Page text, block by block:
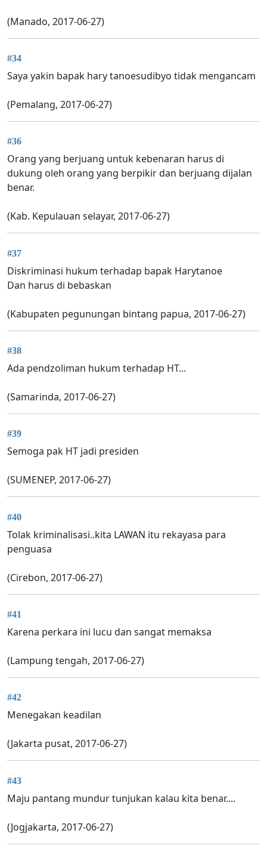
(Manado, 2017-06-27)
#34
Saya yakin bapak hary tanoesudibyo tidak mengancam
(Pemalang, 2017-06-27)
#36
Orang yang berjuang untuk kebenaran harus di
dukung oleh orang yang berpikir dan berjuang dijalan
benar.
(Kab. Kepulauan selayar, 2017-06-27)
#37
Diskriminasi hukum terhadap bapak Harytanoe
Dan harus di bebaskan
(Kabupaten pegunungan bintang papua, 2017-06-27)
#38
Ada pendzoliman hukum terhadap HT...
(Samarinda, 2017-06-27)
#39
Semoga pak HT jadi presiden
(SUMENEP, 2017-06-27)
#40
Tolak kriminalisasi..kita LAWAN itu rekayasa para
penguasa
(Cirebon, 2017-06-27)
#41
Karena perkara ini lucu dan sangat memaksa
(Lampung tengah, 2017-06-27)
#42
Menegakan keadilan
(Jakarta pusat, 2017-06-27)
#43
Maju pantang mundur tunjukan kalau kita benar....
(Jogjakarta, 2017-06-27)